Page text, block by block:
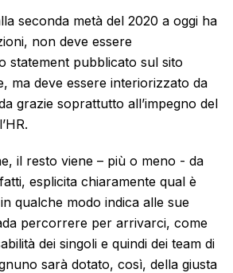
seconda metà del 2020 a oggi ha
non deve essere
statement pubblicato sul sito
ma deve essere interiorizzato da
grazie soprattutto all’impegno del
il resto viene – più o meno - da
esplicita chiaramente qual è
qualche modo indica alle sue
percorrere per arrivarci, come
dei singoli e quindi dei team di
sarà dotato, così, della giusta